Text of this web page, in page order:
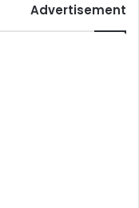
Advertisement